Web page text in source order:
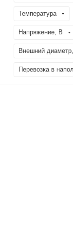
Температура
Напряжение, В
Внешний
Перевозка в